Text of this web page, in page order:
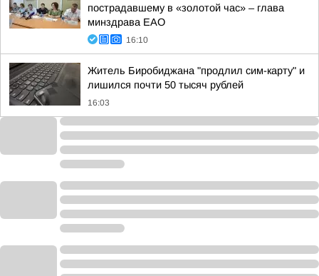
пострадавшему в «золотой час» – глава
минздрава ЕАО
16:10
Житель Биробиджана "продлил сим-карту" и
лишился почти 50 тысяч рублей
16:03